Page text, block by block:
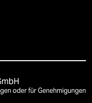
oder für Genehmigungen